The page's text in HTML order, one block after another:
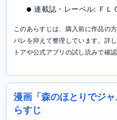
連載誌・レーベル: Ｆ
このあらすじは、購入前に作品の
バレを抑えて整理しています。詳
トアや公式アプリの試し読みで確
漫画「森のほとりでジ
らすじ